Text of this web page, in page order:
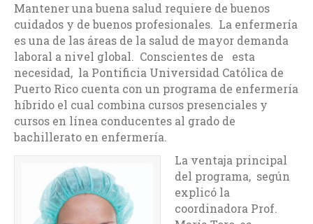
Mantener una buena salud requiere de buenos
cuidados y de buenos profesionales. La enfermería
es una de las áreas de la salud de mayor demanda
laboral a nivel global. Conscientes de esta
necesidad, la Pontificia Universidad Católica de
Puerto Rico cuenta con un programa de enfermería
híbrido el cual combina cursos presenciales y
cursos en línea conducentes al grado de
bachillerato en enfermería.
La ventaja principal
del programa, según
explicó la
coordinadora Prof.